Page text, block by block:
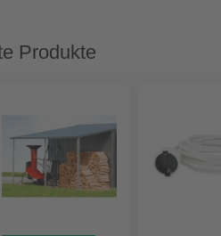
Produkte